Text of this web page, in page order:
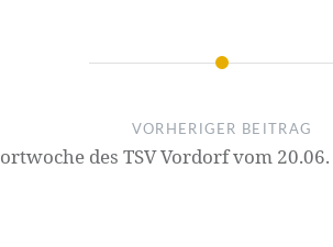
VORHERIGER BEITRAG
des TSV Vordorf vom